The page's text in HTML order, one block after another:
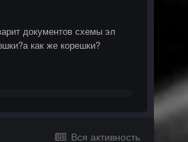
документов схемы эл
как же корешки?
Вся активность